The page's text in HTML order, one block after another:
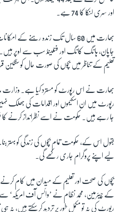
اور سری لنکا کا 74 ہے۔
جاپان، ہانگ کانگ اور فنلینڈ سب سے اوپر
تعلیم کے تناظر میں بچوں کی صورت حال کو سنگین
بھارت نے اس رپورٹ کو مسترد کیا ہے۔
رپورٹ میں ان اسکیموں اور اقدامات کی جھلک
جا رہے ہیں۔ حکومت نے اسے نظرانداز کرنے کا
بقول اس کے، حکومت تمام بچوں کی زندگی کو بہتر
لیے اپنے پروگرام جاری رکھے گی۔
بچوں کی صحت اور تعلیم کے میدان میں کام کرنے
کے چیئرمین، محمد نظام نے ’وائس آف
رپورٹ کی نہ تو مکمل طور پر تردید کر سکتے ہیں،